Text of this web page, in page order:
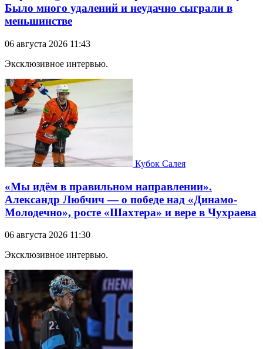
Было много удалений и неудачно сыграли в
меньшинстве
06 августа 2026 11:43
Эксклюзивное интервью.
Кубок Салея
«Мы идём в правильном направлении».
Александр Любчич — о победе над «Динамо-
Молодечно», росте «Шахтера» и вере в Чухраева
06 августа 2026 11:30
Эксклюзивное интервью.